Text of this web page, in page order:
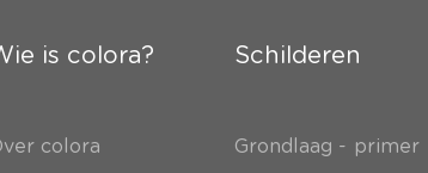
is colora?
colora
Schilderen
Grondlaag - primer